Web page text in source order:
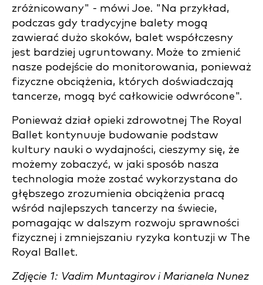
zróżnicowany" - mówi Joe. "Na przykład,
podczas gdy tradycyjne balety mogą
zawierać dużo skoków, balet współczesny
jest bardziej ugruntowany. Może to zmienić
nasze podejście do monitorowania, ponieważ
fizyczne obciążenia, których doświadczają
tancerze, mogą być całkowicie odwrócone".
Ponieważ dział opieki zdrowotnej The Royal
Ballet kontynuuje budowanie podstaw
kultury nauki o wydajności, cieszymy się, że
możemy zobaczyć, w jaki sposób nasza
technologia może zostać wykorzystana do
głębszego zrozumienia obciążenia pracą
wśród najlepszych tancerzy na świecie,
pomagając w dalszym rozwoju sprawności
fizycznej i zmniejszaniu ryzyka kontuzji w The
Royal Ballet.
Zdjęcie 1: Vadim Muntagirov i Marianela Nunez